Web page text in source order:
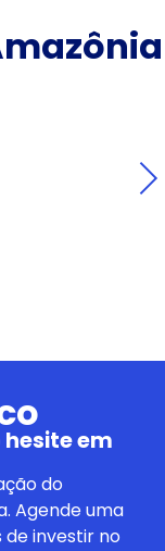
em
do
Agende uma
investir no